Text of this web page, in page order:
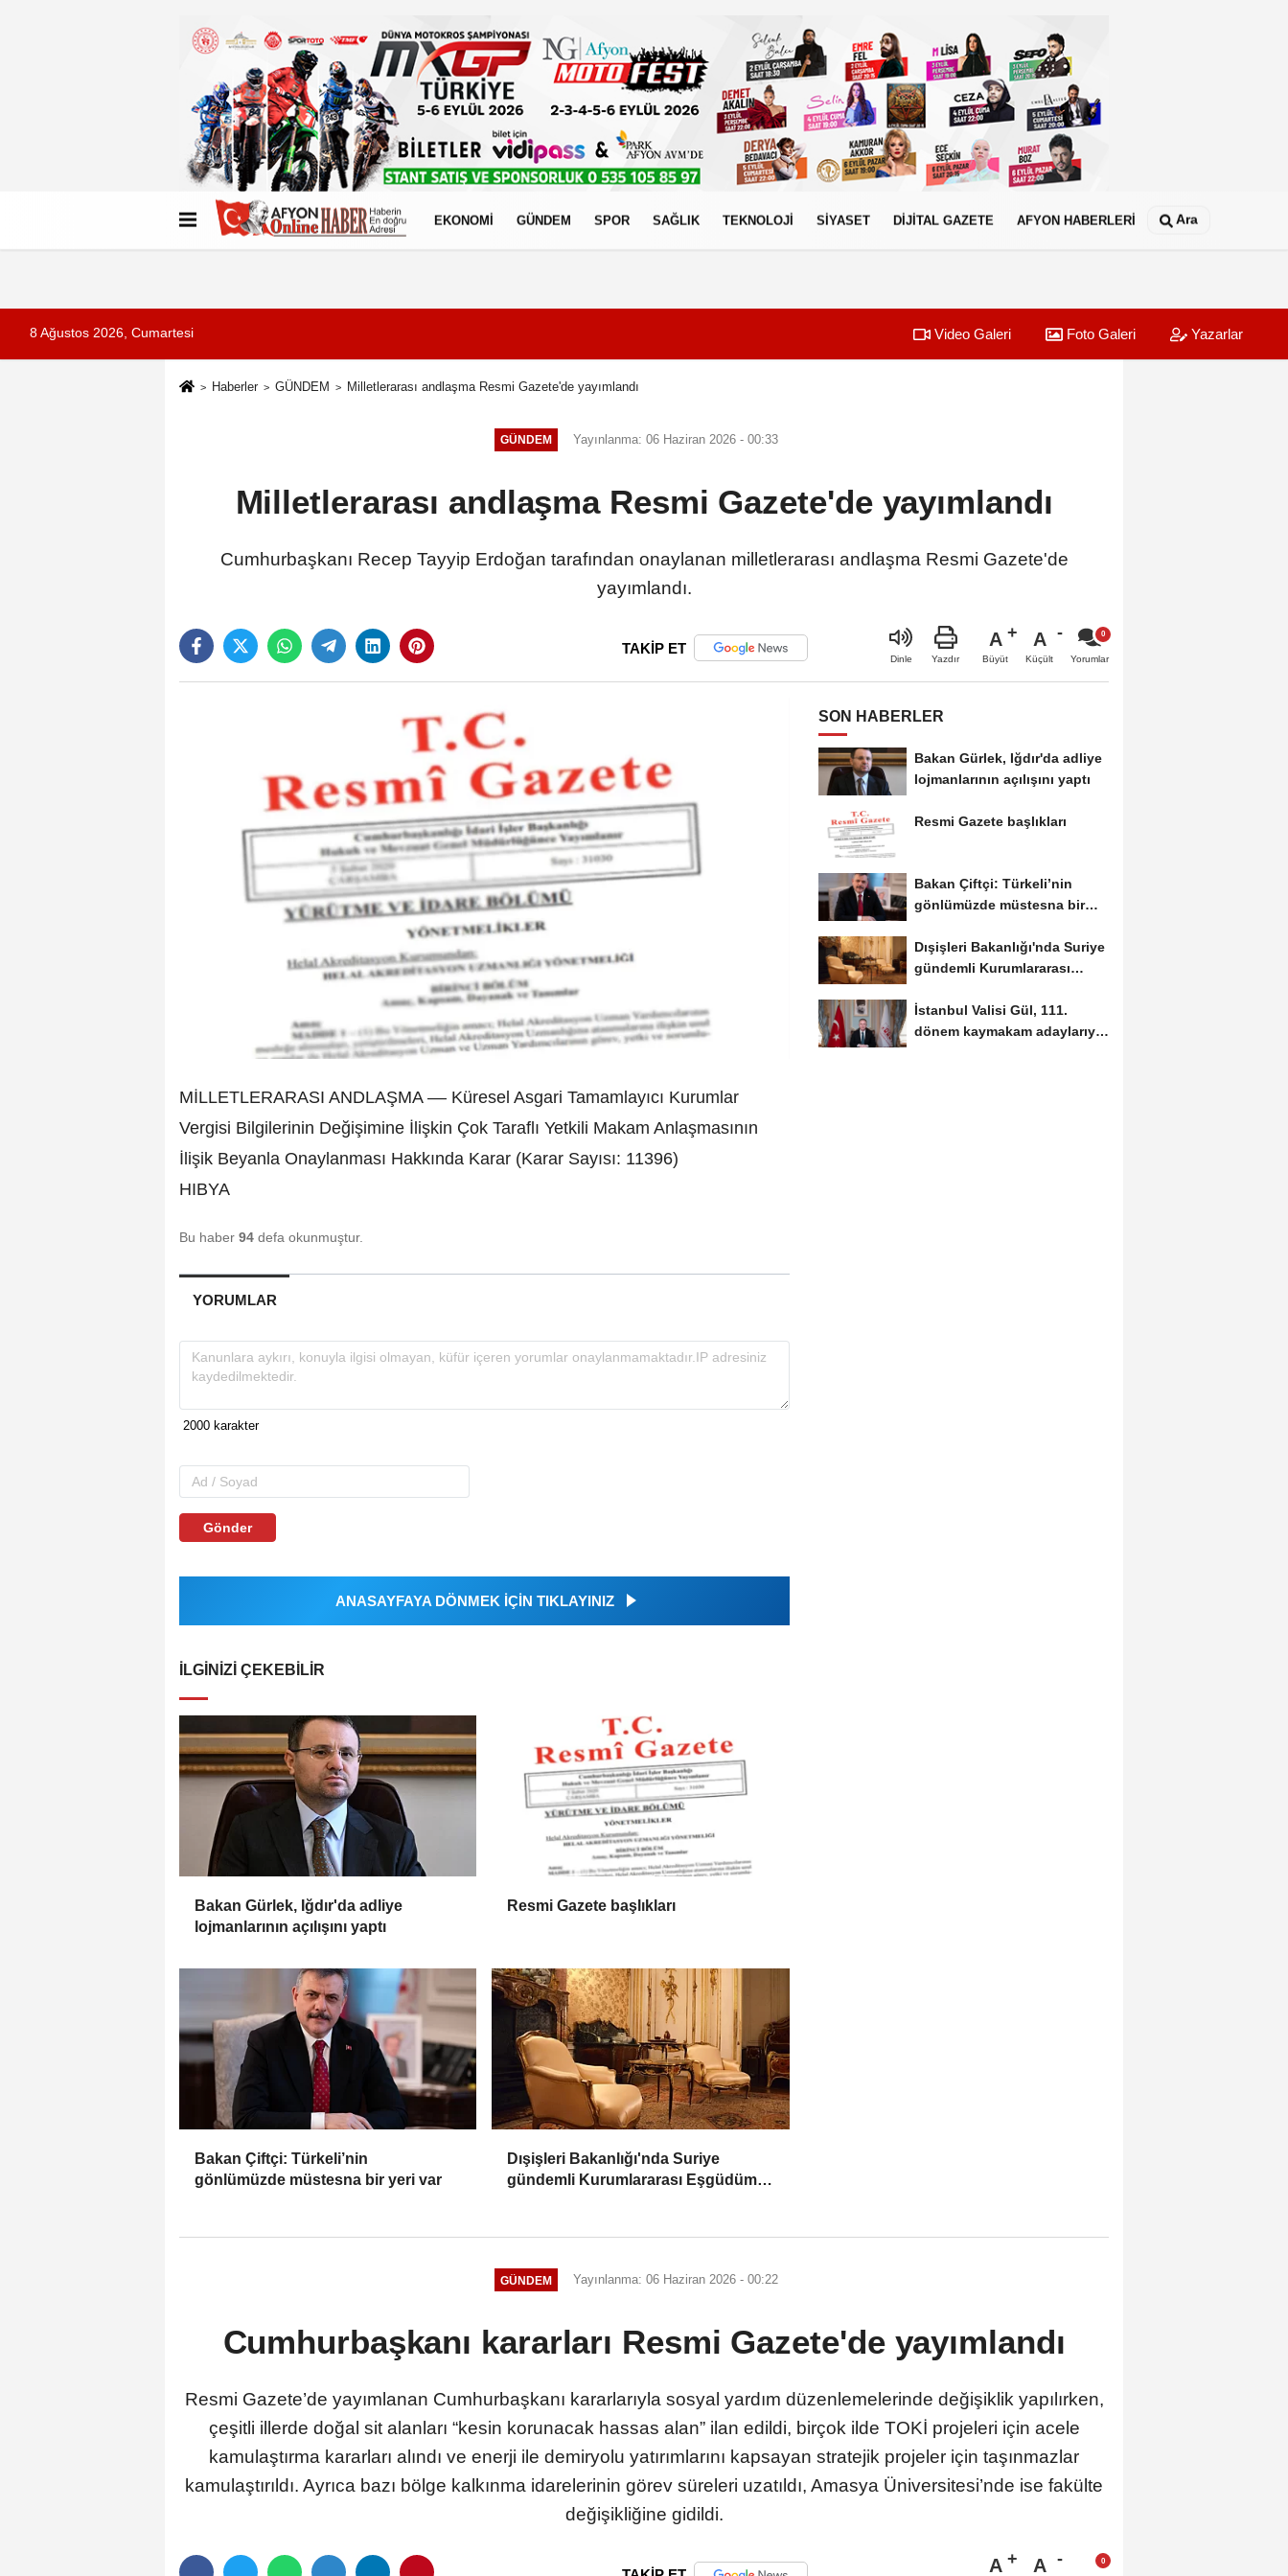
Künye İletişim Çerez Politikası
EKONOMİ GÜNDEM SPOR SAĞLIK TEKNOLOJİ SİYASET DİJİTAL GAZETE AFYON HABERLERİ Ara
8 Ağustos 2026, Cumartesi Video Galeri Foto Galeri Yazarlar
Haberler GÜNDEM Milletlerarası andlaşma Resmi Gazete'de yayımlandı
GÜNDEM Yayınlanma: 06 Haziran 2026 - 00:33
Milletlerarası andlaşma Resmi Gazete'de yayımlandı
Cumhurbaşkanı Recep Tayyip Erdoğan tarafından onaylanan milletlerarası andlaşma Resmi Gazete'de
yayımlandı.
TAKİP ET
Dinle Yazdır
A
Büyüt
A
Küçült Yorumlar
MİLLETLERARASI ANDLAŞMA –– Küresel Asgari Tamamlayıcı Kurumlar
Vergisi Bilgilerinin Değişimine İlişkin Çok Taraflı Yetkili Makam Anlaşmasının
İlişik Beyanla Onaylanması Hakkında Karar (Karar Sayısı: 11396)
HIBYA
Bu haber 94 defa okunmuştur.
YORUMLAR
Gönder
ANASAYFAYA DÖNMEK İÇİN TIKLAYINIZ
İLGINIZI ÇEKEBILIR
Bakan Gürlek, Iğdır'da adliye
lojmanlarının açılışını yaptı
Resmi Gazete başlıkları
Bakan Çiftçi: Türkeli’nin
gönlümüzde müstesna bir yeri var
Dışişleri Bakanlığı'nda Suriye
gündemli Kurumlararası Eşgüdüm
SON HABERLER
Bakan Gürlek, Iğdır'da adliye
lojmanlarının açılışını yaptı
Resmi Gazete başlıkları
Bakan Çiftçi: Türkeli’nin
gönlümüzde müstesna bir
Dışişleri Bakanlığı'nda Suriye
gündemli Kurumlararası
İstanbul Valisi Gül, 111.
dönem kaymakam adaylarıyla
GÜNDEM Yayınlanma: 06 Haziran 2026 - 00:22
Cumhurbaşkanı kararları Resmi Gazete'de yayımlandı
Resmi Gazete’de yayımlanan Cumhurbaşkanı kararlarıyla sosyal yardım düzenlemelerinde değişiklik yapılırken,
çeşitli illerde doğal sit alanları “kesin korunacak hassas alan” ilan edildi, birçok ilde TOKİ projeleri için acele
kamulaştırma kararları alındı ve enerji ile demiryolu yatırımlarını kapsayan stratejik projeler için taşınmazlar
kamulaştırıldı. Ayrıca bazı bölge kalkınma idarelerinin görev süreleri uzatıldı, Amasya Üniversitesi’nde ise fakülte
değişikliğine gidildi.
A A